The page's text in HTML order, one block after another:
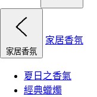
家居香氛
家居香氛
夏日之香氣
經典蠟燭